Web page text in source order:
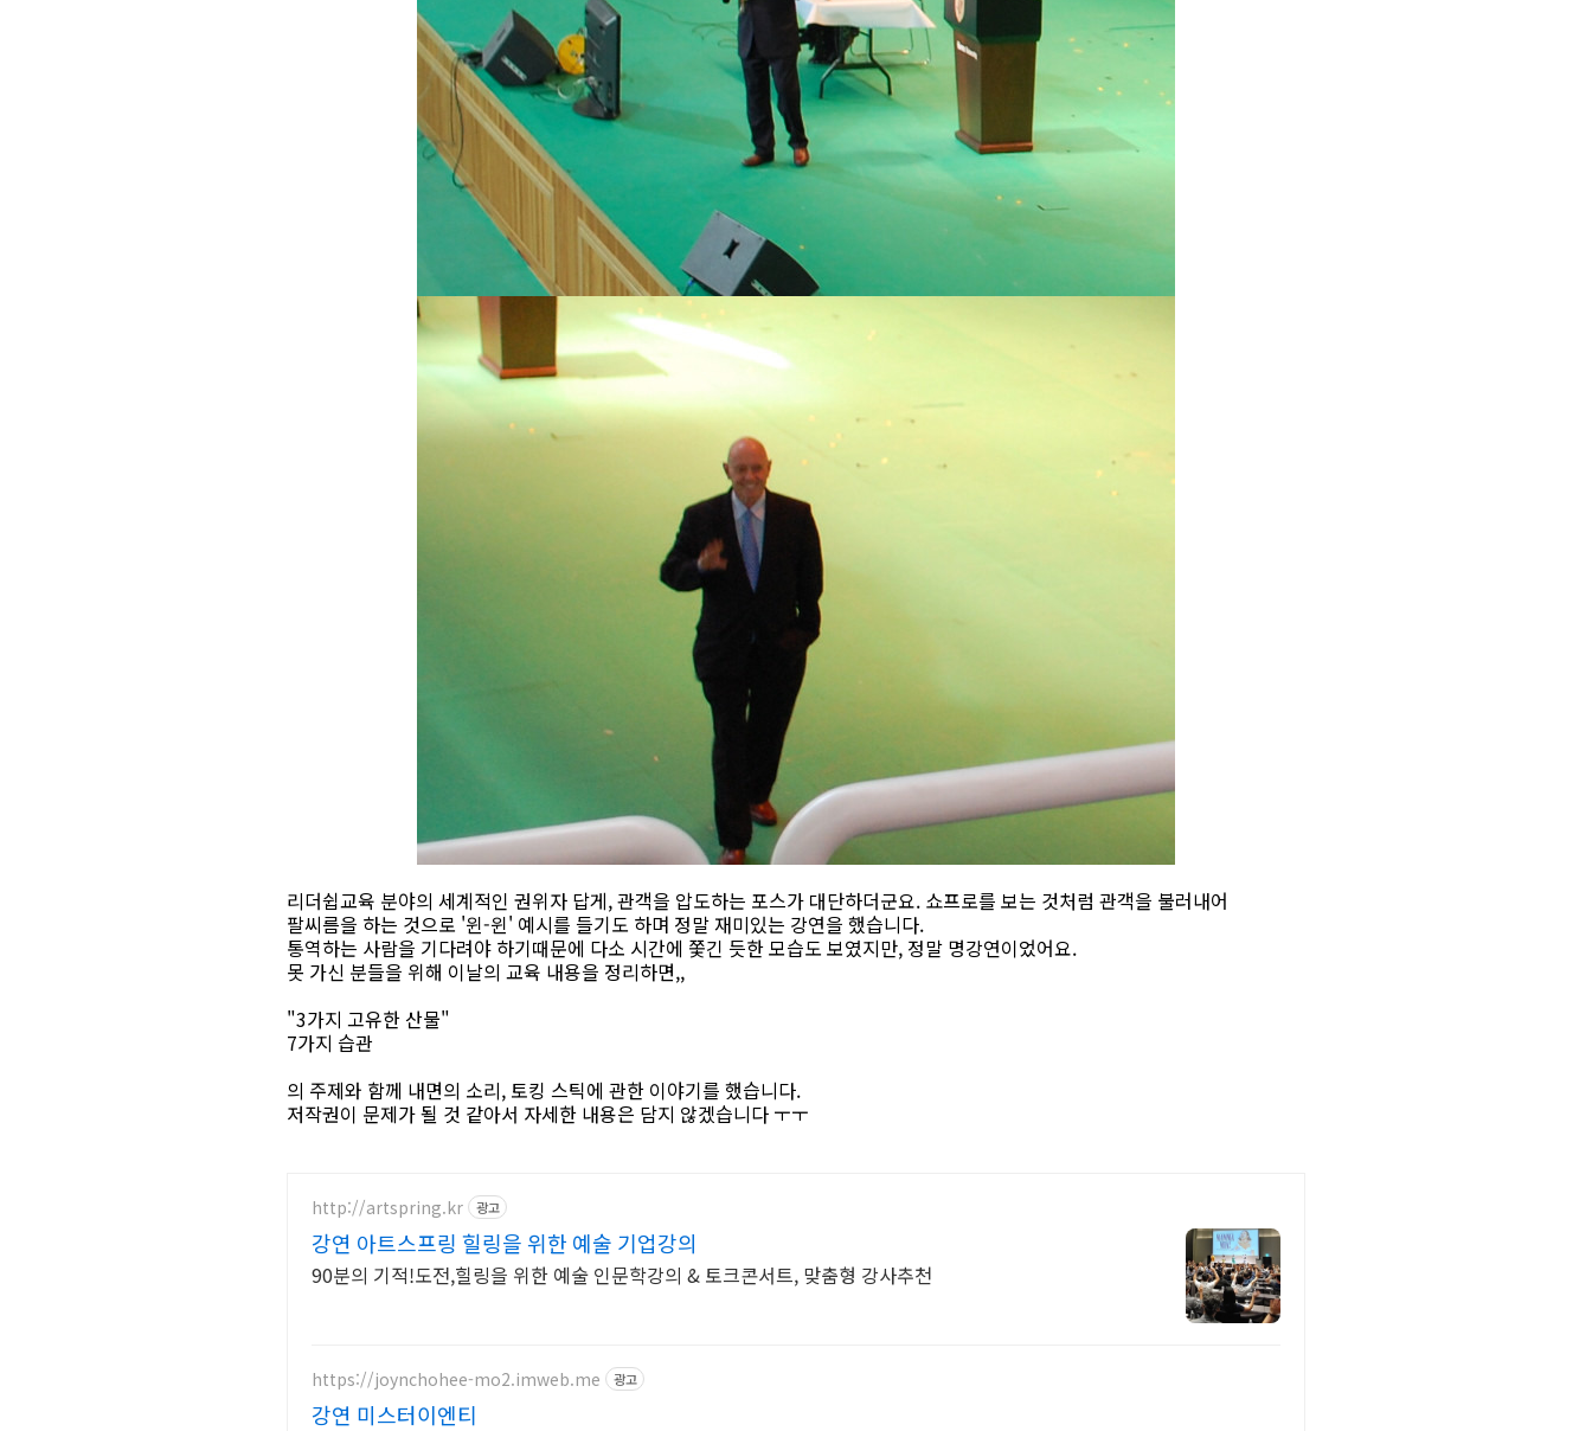
리더쉽교육 분야의 세계적인 권위자 답게, 관객을 압도하는 포스가 대단하더군요. 쇼프로를 보는 것처럼 관객을 불러내어
팔씨름을 하는 것으로 '윈-윈' 예시를 들기도 하며 정말 재미있는 강연을 했습니다.
통역하는 사람을 기다려야 하기때문에 다소 시간에 쫓긴 듯한 모습도 보였지만, 정말 명강연이었어요.
못 가신 분들을 위해 이날의 교육 내용을 정리하면,,
"3가지 고유한 산물"
7가지 습관
의 주제와 함께 내면의 소리, 토킹 스틱에 관한 이야기를 했습니다.
저작권이 문제가 될 것 같아서 자세한 내용은 담지 않겠습니다 ㅜㅜ
http://artspring.kr 광고
강연 아트스프링 힐링을 위한 예술 기업강의
90분의 기적!도전,힐링을 위한 예술 인문학강의 & 토크콘서트, 맞춤형 강사추천
https://joynchohee-mo2.imweb.me 광고
강연 미스터이엔티